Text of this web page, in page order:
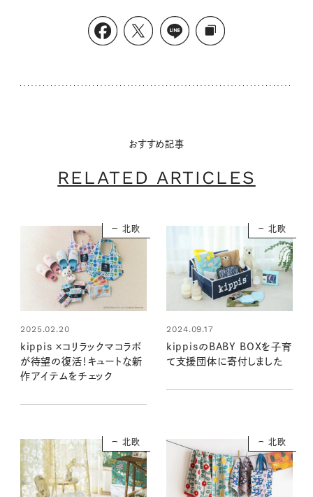
おすすめ記事
RELATED ARTICLES
北欧
2025.02.20
kippis ×コリラックマコラボ
が待望の復活！キュートな新
作アイテムをチェック
北欧
2024.09.17
kippisのBABY BOXを子育
て支援団体に寄付しました
北欧 北欧